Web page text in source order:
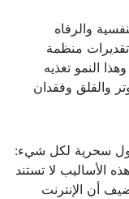
والرفاه
منظمة
النمو تغذيه
والقلق وفقدان
سحرية لكل شيء:
الأساليب لا تستند
أن الإنترنت